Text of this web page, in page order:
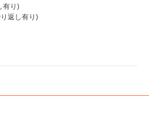
有り)
返し有り)